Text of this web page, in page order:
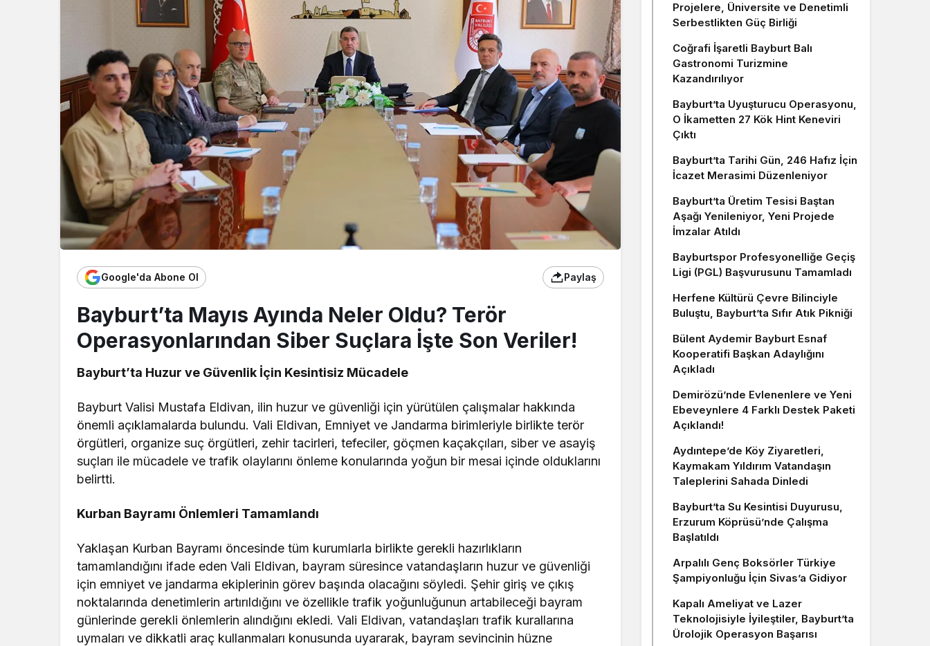
Google'da Abone Ol Paylaş
Bayburt’ta Mayıs Ayında Neler Oldu? Terör
Operasyonlarından Siber Suçlara İşte Son Veriler!
Bayburt’ta Huzur ve Güvenlik İçin Kesintisiz Mücadele
Bayburt Valisi Mustafa Eldivan, ilin huzur ve güvenliği için yürütülen çalışmalar hakkında
önemli açıklamalarda bulundu. Vali Eldivan, Emniyet ve Jandarma birimleriyle birlikte terör
örgütleri, organize suç örgütleri, zehir tacirleri, tefeciler, göçmen kaçakçıları, siber ve asayiş
suçları ile mücadele ve trafik olaylarını önleme konularında yoğun bir mesai içinde olduklarını
belirtti.
Kurban Bayramı Önlemleri Tamamlandı
Yaklaşan Kurban Bayramı öncesinde tüm kurumlarla birlikte gerekli hazırlıkların
tamamlandığını ifade eden Vali Eldivan, bayram süresince vatandaşların huzur ve güvenliği
için emniyet ve jandarma ekiplerinin görev başında olacağını söyledi. Şehir giriş ve çıkış
noktalarında denetimlerin artırıldığını ve özellikle trafik yoğunluğunun artabileceği bayram
günlerinde gerekli önlemlerin alındığını ekledi. Vali Eldivan, vatandaşları trafik kurallarına
uymaları ve dikkatli araç kullanmaları konusunda uyararak, bayram sevincinin hüzne
Projelere, Üniversite ve Denetimli
Serbestlikten Güç Birliği
Coğrafi İşaretli Bayburt Balı
Gastronomi Turizmine
Kazandırılıyor
Bayburt’ta Uyuşturucu Operasyonu,
O İkametten 27 Kök Hint Keneviri
Çıktı
Bayburt’ta Tarihi Gün, 246 Hafız İçin
İcazet Merasimi Düzenleniyor
Bayburt’ta Üretim Tesisi Baştan
Aşağı Yenileniyor, Yeni Projede
İmzalar Atıldı
Bayburtspor Profesyonelliğe Geçiş
Ligi (PGL) Başvurusunu Tamamladı
Herfene Kültürü Çevre Bilinciyle
Buluştu, Bayburt’ta Sıfır Atık Pikniği
Bülent Aydemir Bayburt Esnaf
Kooperatifi Başkan Adaylığını
Açıkladı
Demirözü’nde Evlenenlere ve Yeni
Ebeveynlere 4 Farklı Destek Paketi
Açıklandı!
Aydıntepe’de Köy Ziyaretleri,
Kaymakam Yıldırım Vatandaşın
Taleplerini Sahada Dinledi
Bayburt’ta Su Kesintisi Duyurusu,
Erzurum Köprüsü’nde Çalışma
Başlatıldı
Arpalılı Genç Boksörler Türkiye
Şampiyonluğu İçin Sivas’a Gidiyor
Kapalı Ameliyat ve Lazer
Teknolojisiyle İyileştiler, Bayburt’ta
Ürolojik Operasyon Başarısı